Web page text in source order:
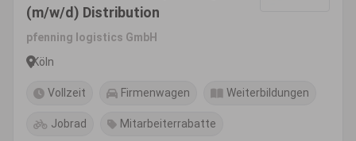
(m/w/d) Distribution
pfenning logistics GmbH
Köln
Vollzeit Firmenwagen Weiterbildungen
Jobrad Mitarbeiterrabatte